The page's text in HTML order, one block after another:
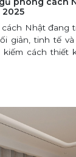
Nhật đang
giản, tinh tế
kiếm cách thiết